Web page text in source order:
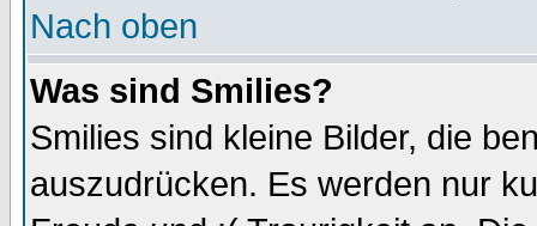
Nach oben
Was sind Smilies?
Smilies sind kleine Bilder, die
auszudrücken. Es werden nur